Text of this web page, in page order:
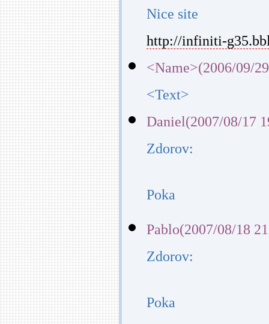
Nice site
http://infiniti-
<Name>(2006/09/
<Text>
Daniel(2007/08/17
Zdorov:
Poka
Pablo(2007/08/18
Zdorov:
Poka